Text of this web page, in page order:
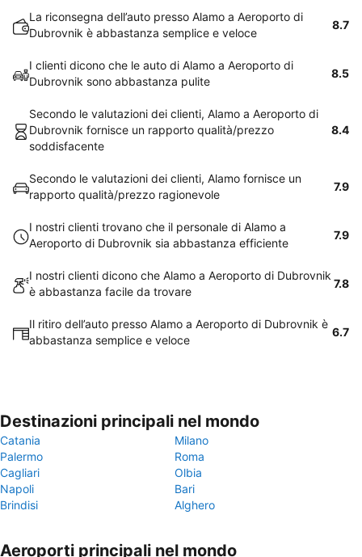
La riconsegna dell’auto presso Alamo a Aeroporto di
Dubrovnik è abbastanza semplice e veloce
8.7
I clienti dicono che le auto di Alamo a Aeroporto di
Dubrovnik sono abbastanza pulite
8.5
Secondo le valutazioni dei clienti, Alamo a Aeroporto di
Dubrovnik fornisce un rapporto qualità/prezzo
soddisfacente
8.4
Secondo le valutazioni dei clienti, Alamo fornisce un
rapporto qualità/prezzo ragionevole
7.9
I nostri clienti trovano che il personale di Alamo a
Aeroporto di Dubrovnik sia abbastanza efficiente
7.9
I nostri clienti dicono che Alamo a Aeroporto di Dubrovnik
è abbastanza facile da trovare
7.8
Il ritiro dell’auto presso Alamo a Aeroporto di Dubrovnik è
abbastanza semplice e veloce
6.7
Destinazioni principali nel mondo
Catania
Milano
Palermo
Roma
Cagliari
Olbia
Napoli
Bari
Brindisi
Alghero
Aeroporti principali nel mondo